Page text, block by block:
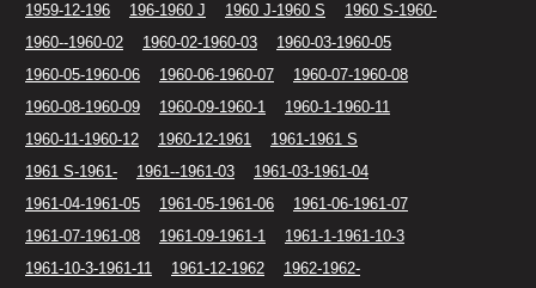
1959-12-196
196-1960 J 1960 J-1960 S
1960 S-1960-
1960--1960-02
1960-02-1960-03
1960-03-1960-05
1960-05-1960-06
1960-06-1960-07
1960-07-1960-08
1960-08-1960-09
1960-09-1960-1
1960-1-1960-11
1960-11-1960-12
1960-12-1961
1961-1961 S
1961 S-1961-
1961--1961-03
1961-03-1961-04
1961-04-1961-05
1961-05-1961-06
1961-06-1961-07
1961-07-1961-08
1961-09-1961-1
1961-1-1961-10-3
1961-10-3-1961-11
1961-12-1962
1962-1962-